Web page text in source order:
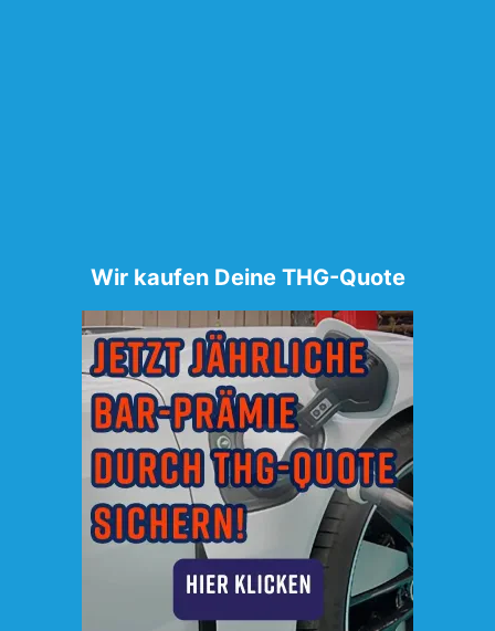
Wir kaufen Deine THG-Quote